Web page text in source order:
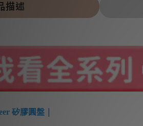
描述
矽膠圓盤｜